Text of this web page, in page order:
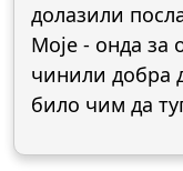
долазили
Моје - онда за
чинили добра
било чим да